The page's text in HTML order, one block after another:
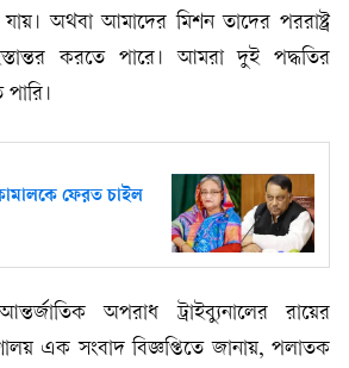
যায়। অথবা আমাদের মিশন তাদের পররাষ্ট্র
করতে পারে। আমরা দুই পদ্ধতির
কামালকে ফেরত চাইল
অপরাধ ট্রাইব্যুনালের রায়ের
এক সংবাদ বিজ্ঞপ্তিতে জানায়, পলাতক